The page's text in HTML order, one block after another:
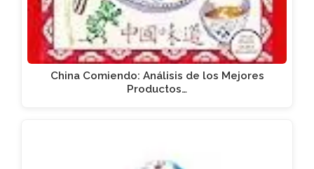
China Comiendo: Análisis de los Mejores
Productos…